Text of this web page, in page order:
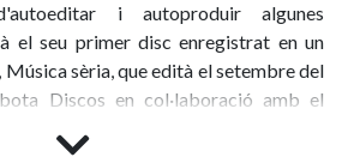
i autoproduir algunes
el seu primer disc enregistrat en un
sèria, que edità el setembre del
Discos en col·laboració amb el